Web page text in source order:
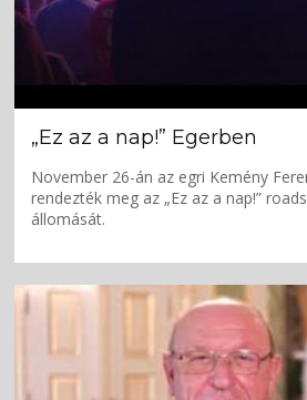
„Ez az a nap!” Egerben
November 26-án az egri Kemény
rendezték meg az „Ez az a nap!”
állomását.